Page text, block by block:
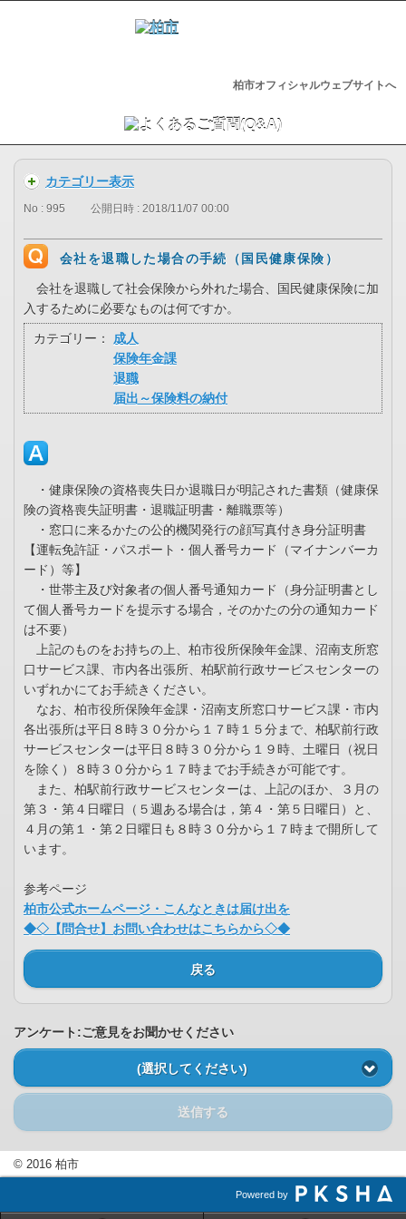
柏市オフィシャルウェブサイトへ
カテゴリー表示
No : 995 公開日時 : 2018/11/07 00:00
会社を退職した場合の手続（国民健康保険）
会社を退職して社会保険から外れた場合、国民健康保険に加
入するために必要なものは何ですか。
カテゴリー：
成人
保険年金課
退職
届出～保険料の納付
・健康保険の資格喪失日か退職日が明記された書類（健康保
険の資格喪失証明書・退職証明書・離職票等）
・窓口に来るかたの公的機関発行の顔写真付き身分証明書
【運転免許証・パスポート・個人番号カード（マイナンバーカ
ード）等】
・世帯主及び対象者の個人番号通知カード（身分証明書とし
て個人番号カードを提示する場合，そのかたの分の通知カード
は不要）
上記のものをお持ちの上、柏市役所保険年金課、沼南支所窓
口サービス課、市内各出張所、柏駅前行政サービスセンターの
いずれかにてお手続きください。
なお、柏市役所保険年金課・沼南支所窓口サービス課・市内
各出張所は平日８時３０分から１７時１５分まで、柏駅前行政
サービスセンターは平日８時３０分から１９時、土曜日（祝日
を除く）８時３０分から１７時までお手続きが可能です。
また、柏駅前行政サービスセンターは、上記のほか、３月の
第３・第４日曜日（５週ある場合は，第４・第５日曜日）と、
４月の第１・第２日曜日も８時３０分から１７時まで開所して
います。
参考ページ
柏市公式ホームページ・こんなときは届け出を
◆◇【問合せ】お問い合わせはこちらから◇◆
戻る
アンケート:ご意見をお聞かせください
(選択してください)
送信する
© 2016 柏市
Powered by